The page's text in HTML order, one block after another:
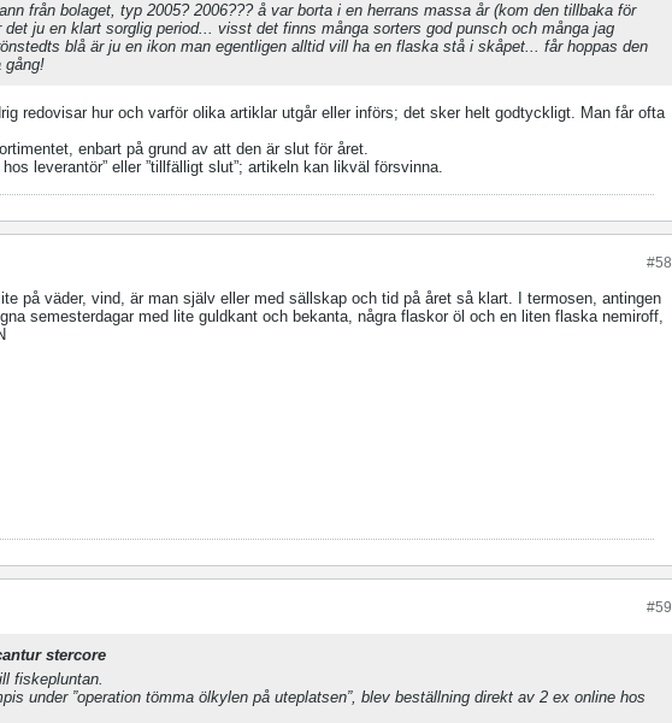
från bolaget, typ 2005? 2006??? å var borta i en herrans massa år (kom den tillbaka för
det ju en klart sorglig period... visst det finns många sorters god punsch och många jag
blå är ju en ikon man egentligen alltid vill ha en flaska stå i skåpet... får hoppas den
gång!
redovisar hur och varför olika artiklar utgår eller införs; det sker helt godtyckligt. Man får ofta
enbart på grund av att den är slut för året.
leverantör” eller ”tillfälligt slut”; artikeln kan likväl försvinna.
#58
på väder, vind, är man själv eller med sällskap och tid på året så klart. I termosen, antingen
semesterdagar med lite guldkant och bekanta, några flaskor öl och en liten flaska nemiroff,
#59
stercore
fiskepluntan.
under ”operation tömma ölkylen på uteplatsen”, blev beställning direkt av 2 ex online hos